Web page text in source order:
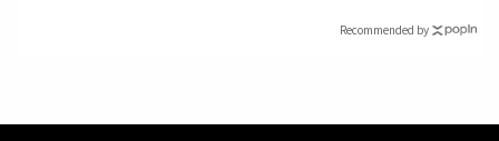
Recommended by